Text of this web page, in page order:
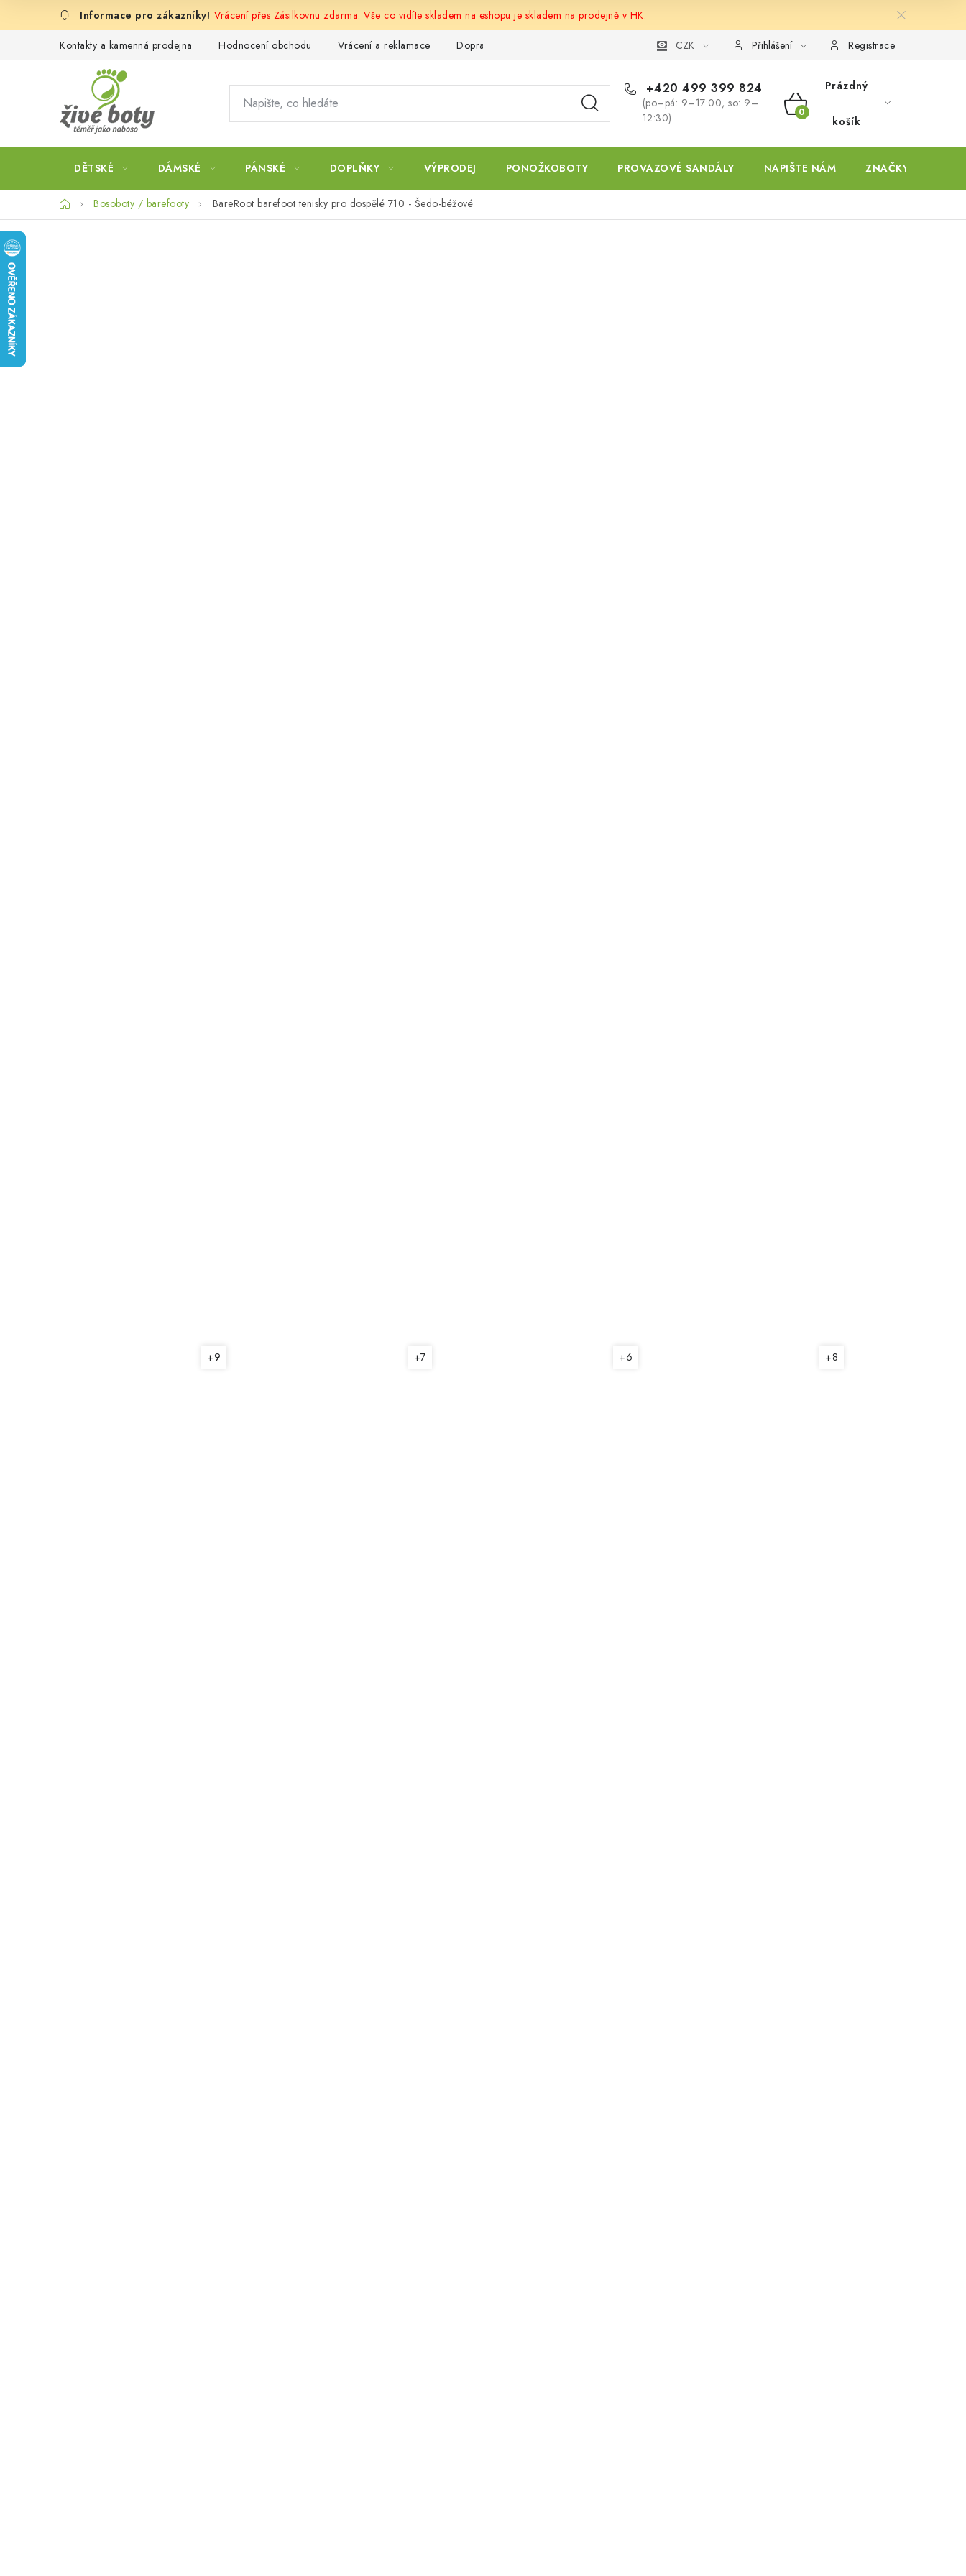
Vrácení přes Zásilkovnu zdarma. Vše co vidíte skladem na eshopu je skladem na prodejně v HK.
Kontakty a kamenná prodejna Hodnocení obchodu Vrácení a reklamace Doprava a platba CZK Přihlášení Registrace
+420 499 399 824
(po–pá: 9–17:00, so: 9–
12:30)
NÁKUPNÍ
KOŠÍK
Prázdný
košík
DĚTSKÉ DÁMSKÉ PÁNSKÉ DOPLŇKY VÝPRODEJ PONOŽKOBOTY PROVAZOVÉ SANDÁLY NAPIŠTE NÁM ZNAČKY
DomůBosoboty / barefooty BareRoot barefoot tenisky pro dospělé 710 - Šedo-béžové